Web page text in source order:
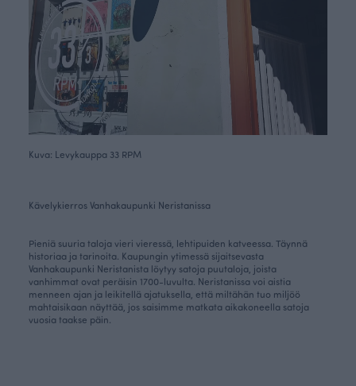
Kuva: Levykauppa 33 RPM
Kävelykierros Vanhakaupunki Neristanissa
Pieniä suuria taloja vieri vieressä, lehtipuiden katveessa. Täynnä
historiaa ja tarinoita. Kaupungin ytimessä sijaitsevasta
Vanhakaupunki Neristanista löytyy satoja puutaloja, joista
vanhimmat ovat peräisin 1700-luvulta. Neristanissa voi aistia
menneen ajan ja leikitellä ajatuksella, että miltähän tuo miljöö
mahtaisikaan näyttää, jos saisimme matkata aikakoneella satoja
vuosia taakse päin.